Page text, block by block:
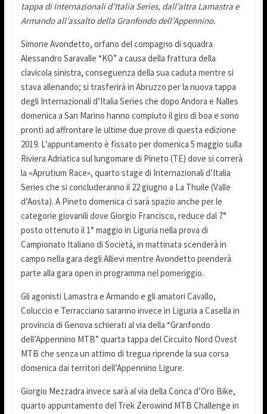
tappa di Internazionali d’Italia Series, dall’altra Lamastra e
Armando all’assalto della Granfondo dell’Appennino.
Simone Avondetto, orfano del compagno di squadra
Alessandro Saravalle “KO” a causa della frattura della
clavicola sinistra, conseguenza della sua caduta mentre si
stava allenando; si trasferirà in Abruzzo per la nuova tappa
degli Internazionali d’Italia Series che dopo Andora e Nalles
domenica a San Marino hanno compiuto il giro di boa e sono
pronti ad affrontare le ultime due prove di questa edizione
2019. L’appuntamento è fissato per domenica 5 maggio sulla
Riviera Adriatica sul lungomare di Pineto (TE) dove si correrà
la «Aprutium Race», quarto stage di Internazionali d’Italia
Series che si concluderanno il 22 giugno a La Thuile (Valle
d’Aosta). A Pineto domenica ci sarà spazio anche per le
categorie giovanili dove Giorgio Francisco, reduce dal 7°
posto ottenuto il 1° maggio in Liguria nella prova di
Campionato Italiano di Società, in mattinata scenderà in
campo nella gara degli Allievi mentre Avondetto prenderà
parte alla gara open in programma nel pomeriggio.
Gli agonisti Lamastra e Armando e gli amatori Cavallo,
Coluccio e Terracciano saranno invece in Liguria a Casella in
provincia di Genova schierati al via della “Granfondo
dell’Appennino MTB” quarta tappa del Circuito Nord Ovest
MTB che senza un attimo di tregua riprende la sua corsa
domenica dai territori dell’Appennino Ligure.
Giorgio Mezzadra invece sarà al via della Conca d’Oro Bike,
quarto appuntamento del Trek Zerowind MTB Challenge in